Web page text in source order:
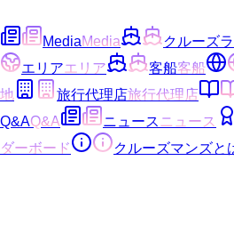
MediaMedia クルーズ
エリアエリア 客船客船
地
旅行代理店旅行代理店
Q&AQ&A ニュース ニュース
ダーボード
クルーズマンズと